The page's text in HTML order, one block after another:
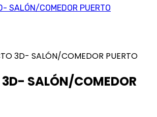
3D- SALÓN/COMEDOR PUERTO
3D- SALÓN/COMEDOR